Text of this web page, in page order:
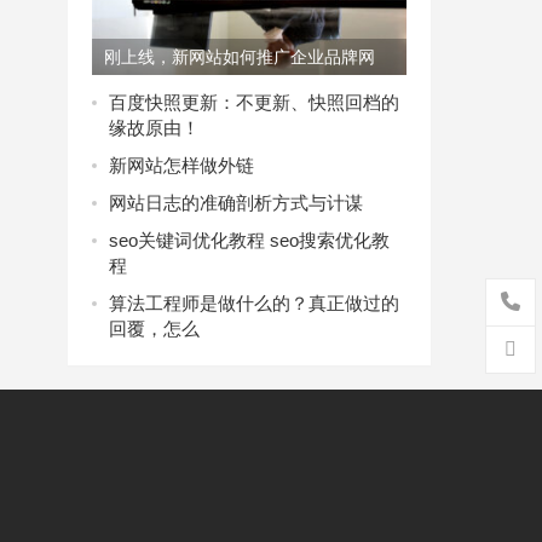
刚上线，新网站如何推广企业品牌网
络？
百度快照更新：不更新、快照回档的
缘故原由！
新网站怎样做外链
网站日志的准确剖析方式与计谋
seo关键词优化教程 seo搜索优化教
程
算法工程师是做什么的？真正做过的
回覆，怎么